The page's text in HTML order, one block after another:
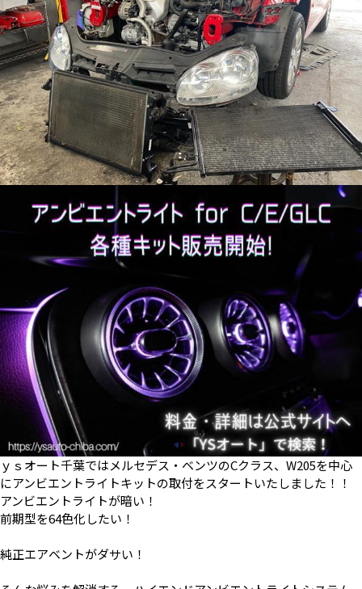
ｙｓオート千葉ではメルセデス・ベンツのCクラス、W205を中心
にアンビエントライトキットの取付をスタートいたしました！！
アンビエントライトが暗い！
前期型を64色化したい！
純正エアベントがダサい！